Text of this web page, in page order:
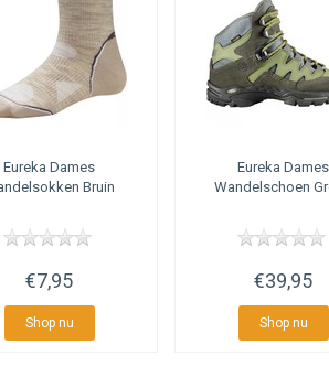
Eureka Dames
Bruin
€7,95
Shop nu
Eureka Dames
Wandelschoen
€39,95
Shop nu